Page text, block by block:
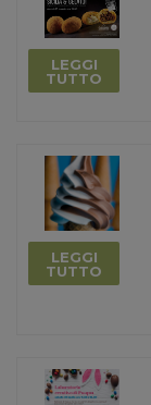
LEGGI
TUTTO
LEGGI
TUTTO